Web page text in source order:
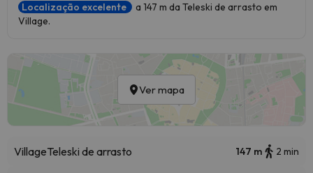
Localização excelente
a 147 m da Teleski de arrasto em
Village.
Ver mapa
VillageTeleski de arrasto 147 m 2 min